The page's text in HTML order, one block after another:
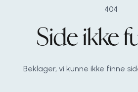
404
Side ikke
Beklager, vi kunne ikke finne